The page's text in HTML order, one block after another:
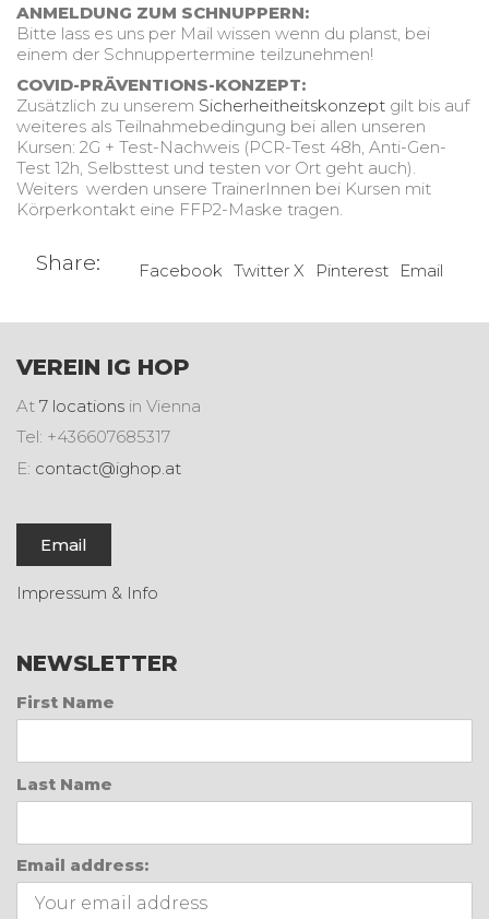
ANMELDUNG ZUM SCHNUPPERN:
Bitte lass es uns per Mail wissen wenn du planst, bei
einem der Schnuppertermine teilzunehmen!
COVID-PRÄVENTIONS-KONZEPT:
Zusätzlich zu unserem Sicherheitheitskonzept gilt bis auf
weiteres als Teilnahmebedingung bei allen unseren
Kursen: 2G + Test-Nachweis (PCR-Test 48h, Anti-Gen-
Test 12h, Selbsttest und testen vor Ort geht auch).
Weiters werden unsere TrainerInnen bei Kursen mit
Körperkontakt eine FFP2-Maske tragen.
Share: Facebook Twitter X Pinterest Email
VEREIN IG HOP
At 7 locations in Vienna
Tel: +436607685317
E: contact@ighop.at
Email
Impressum & Info
NEWSLETTER
First Name
Last Name
Email address: